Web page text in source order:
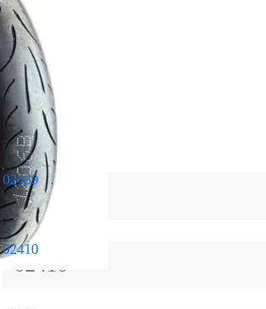
02439
02439
02410
02410